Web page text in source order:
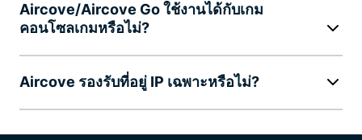
Aircove/Aircove Go ใช้งานได้กับเกม
คอนโซลเกมหรือไม่?
Aircove รองรับที่อยู่ IP เฉพาะหรือไม่?